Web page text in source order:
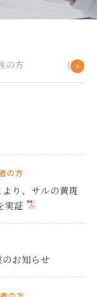
の方 広報誌
の方
り、サルの黄斑
実証
お知らせ